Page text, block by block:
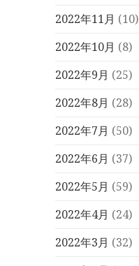
2022年11月 (10)
2022年10月 (8)
2022年9月 (25)
2022年8月 (28)
2022年7月 (50)
2022年6月 (37)
2022年5月 (59)
2022年4月 (24)
2022年3月 (32)